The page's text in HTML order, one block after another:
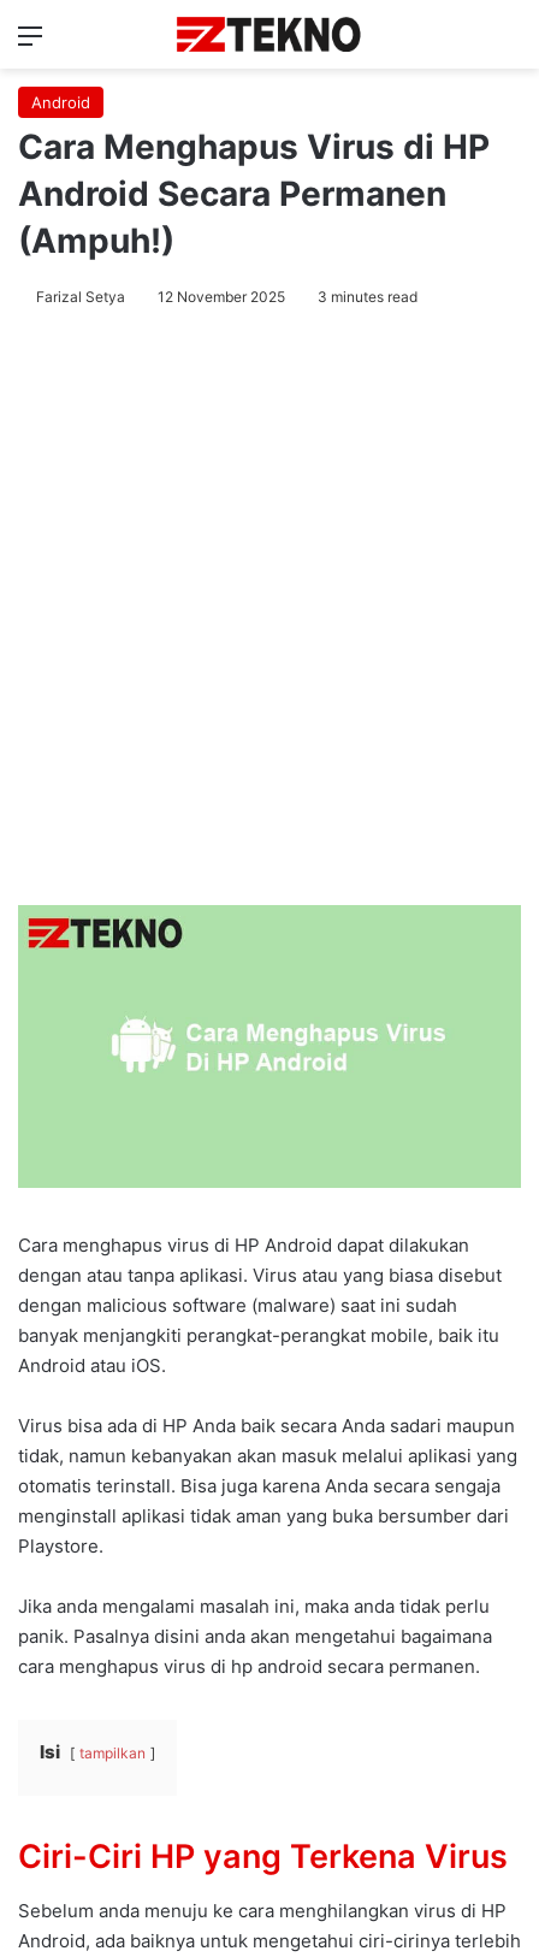
Menu
Android
Cara Menghapus Virus di HP
Android Secara Permanen
(Ampuh!)
Farizal Setya 12 November 2025 3 minutes read
Cara menghapus virus di HP Android dapat dilakukan
dengan atau tanpa aplikasi. Virus atau yang biasa disebut
dengan malicious software (malware) saat ini sudah
banyak menjangkiti perangkat-perangkat mobile, baik itu
Android atau iOS.
Virus bisa ada di HP Anda baik secara Anda sadari maupun
tidak, namun kebanyakan akan masuk melalui aplikasi yang
otomatis terinstall. Bisa juga karena Anda secara sengaja
menginstall aplikasi tidak aman yang buka bersumber dari
Playstore.
Jika anda mengalami masalah ini, maka anda tidak perlu
panik. Pasalnya disini anda akan mengetahui bagaimana
cara menghapus virus di hp android secara permanen.
Isi tampilkan
Ciri-Ciri HP yang Terkena Virus
Sebelum anda menuju ke cara menghilangkan virus di HP
Android, ada baiknya untuk mengetahui ciri-cirinya terlebih